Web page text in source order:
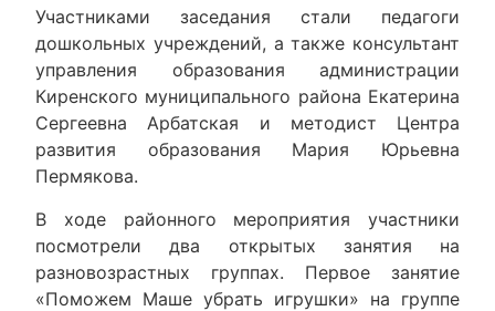
Участниками заседания стали педагоги
дошкольных учреждений, а также консультант
управления образования администрации
Киренского муниципального района Екатерина
Сергеевна Арбатская и методист Центра
развития образования Мария Юрьевна
Пермякова.
В ходе районного мероприятия участники
посмотрели два открытых занятия на
разновозрастных группах. Первое занятие
«Поможем Маше убрать игрушки» на группе